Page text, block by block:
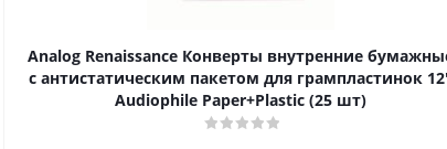
Analog Renaissance Конверты внутренние
с антистатическим пакетом для грампластинок
Audiophile Paper+Plastic (25 шт)